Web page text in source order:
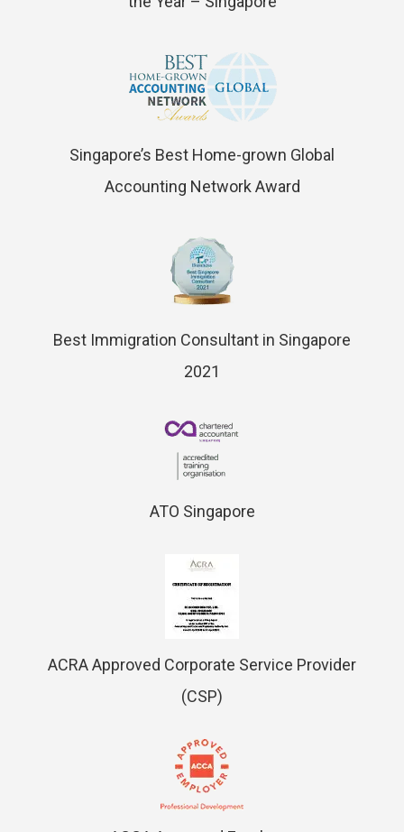
Singapore’s Best Home-grown Global
Accounting Network Award
Best Immigration Consultant in Singapore
2021
ATO Singapore
ACRA Approved Corporate Service Provider
(CSP)